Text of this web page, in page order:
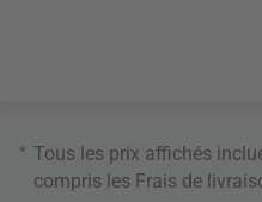
* Tous les prix affichés
compris les Frais de